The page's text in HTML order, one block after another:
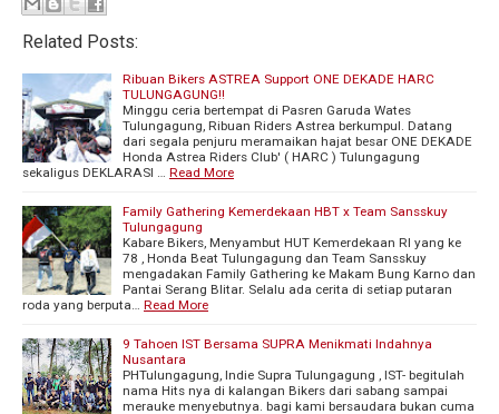
Related Posts:
Ribuan Bikers ASTREA Support ONE DEKADE HARC
TULUNGAGUNG!!
Minggu ceria bertempat di Pasren Garuda Wates
Tulungagung, Ribuan Riders Astrea berkumpul. Datang
dari segala penjuru meramaikan hajat besar ONE DEKADE
Honda Astrea Riders Club' ( HARC ) Tulungagung
sekaligus DEKLARASI … Read More
Family Gathering Kemerdekaan HBT x Team Sansskuy
Tulungagung
Kabare Bikers, Menyambut HUT Kemerdekaan RI yang ke
78 , Honda Beat Tulungagung dan Team Sansskuy
mengadakan Family Gathering ke Makam Bung Karno dan
Pantai Serang Blitar. Selalu ada cerita di setiap putaran
roda yang berputa… Read More
9 Tahoen IST Bersama SUPRA Menikmati Indahnya
Nusantara
PHTulungagung, Indie Supra Tulungagung , IST- begitulah
nama Hits nya di kalangan Bikers dari sabang sampai
merauke menyebutnya. bagi kami bersaudara bukan cuma